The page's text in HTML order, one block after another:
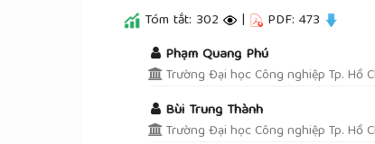
Tóm tắt: 302 | PDF: 473
Phạm Quang Phú
Trường Đại học Công nghiệp Tp. Hồ
Bùi Trung Thành
Trường Đại học Công nghiệp Tp. Hồ